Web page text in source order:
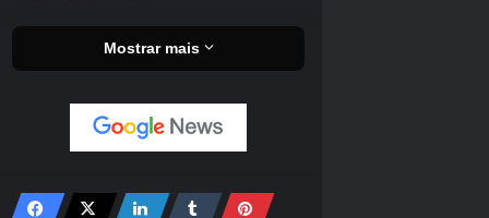
Boa sorte se você estiver tentando um brilhante
– são muitos Pokémon para verificar!
Certifique-se de saber os horários dos eventos
e ataques de janeiro. A negociação remota foi
Keldeo brilhante graças à missão Masterwork